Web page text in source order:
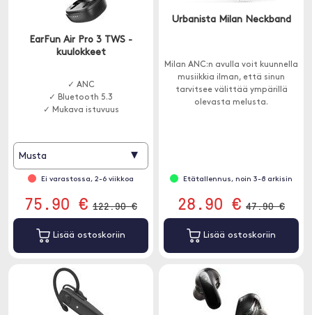
EarFun Air Pro 3 TWS -
kuulokkeet
✓ ANC
✓ Bluetooth 5.3
✓ Mukava istuvuus
Musta ▾
Ei varastossa, 2-6 viikkoa
75.90 € 122.90 €
Lisää ostoskoriin
Urbanista Milan Neckband
Milan ANC:n avulla voit kuunnella
musiikkia ilman, että sinun
tarvitsee välittää ympärillä
olevasta melusta.
Etätallennus, noin 3-8 arkisin
28.90 € 47.90 €
Lisää ostoskoriin